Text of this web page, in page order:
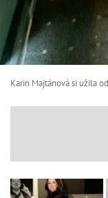
Karin Majtánová si užila